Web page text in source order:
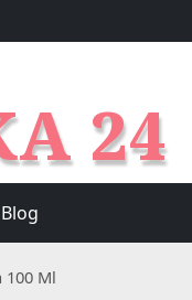
24
Blog
100 Ml